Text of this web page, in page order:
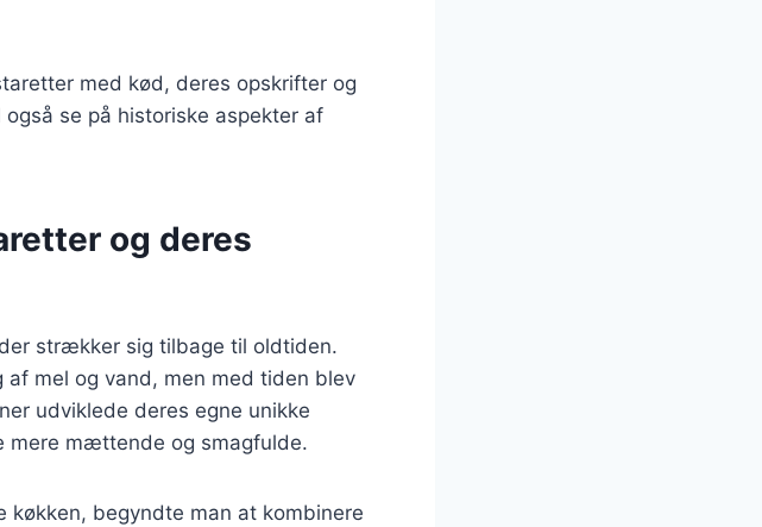
med kød, deres opskrifter og
se på historiske aspekter af
og deres
strækker sig tilbage til oldtiden.
mel og vand, men med tiden blev
udviklede deres egne unikke
mere mættende og smagfulde.
køkken, begyndte man at kombinere